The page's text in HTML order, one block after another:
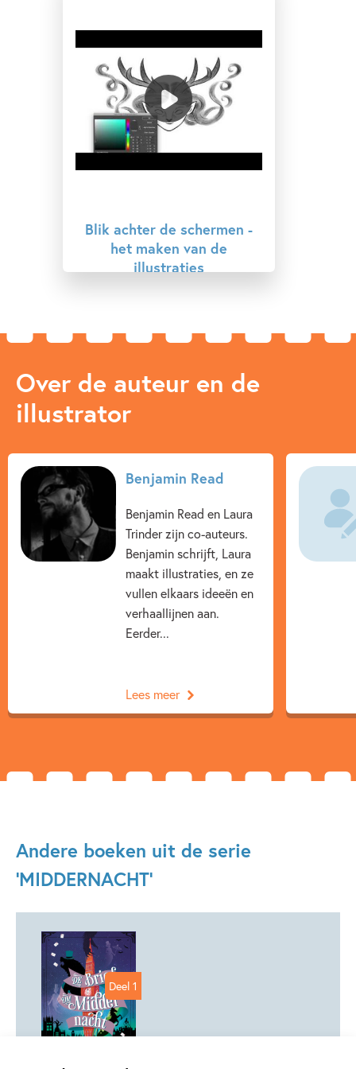
Blik achter de schermen -
het maken van de
illustraties
Over de auteur en de
illustrator
Benjamin Read
Benjamin Read en Laura
Trinder zijn co-auteurs.
Benjamin schrijft, Laura
maakt illustraties, en ze
vullen elkaars ideeën en
verhaallijnen aan.
Eerder...
Lees meer
Andere boeken uit de serie
'MIDDERNACHT'
Deel 1